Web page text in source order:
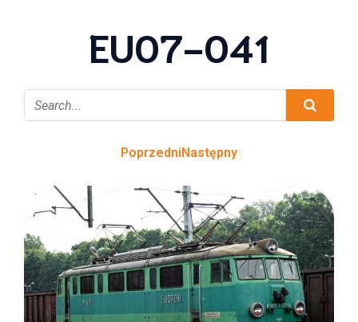
EU07-041
PoprzedniNastępny